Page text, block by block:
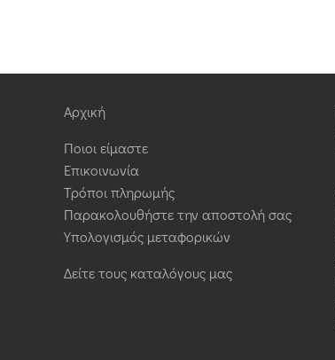
Αρχική
Ποιοι είμαστε
Επικοινωνία
Τρόποι πληρωμής
Παρακολουθήστε την αποστολή σας
Υπολογισμός μεταφορικών
Δείτε τους καταλόγους μας